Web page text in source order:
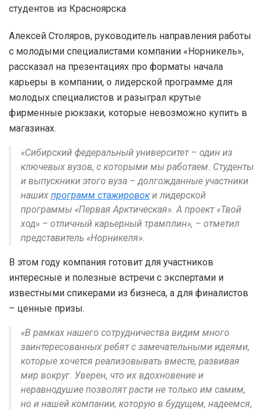
Алексей Столяров, руководитель направления работы
с молодыми специалистами компании «Норникель»,
рассказал на презентациях про форматы начала
карьеры в компании, о лидерской программе для
молодых специалистов и разыграл крутые
фирменные рюкзаки, которые невозможно купить в
магазинах.
«Сибирский федеральный университет – один из
ключевых вузов, с которыми мы работаем. Студенты
и выпускники этого вуза – долгожданные участники
наших программ стажировоки лидерской
программы «Первая Арктическая». А проект «Твой
ход» – отличный карьерный трамплин», – отметил
представитель «Норникеля».
В этом году компания готовит для участников
интересные и полезные встречи с экспертами и
известными спикерами из бизнеса, а для финалистов
– ценные призы.
«В рамках нашего сотрудничества видим много
заинтересованных ребят с замечательными идеями,
которые хочется реализовывать вместе, развивая
мир вокруг. Уверен, что их вдохновение и
неравнодушие позволят расти не только им самим,
но и нашей компании, которую в будущем, надеемся,